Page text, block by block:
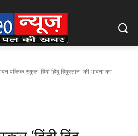
पब्लिक स्कूल 'हिंदी हिंदू हिंदुस्तान 'की भावना का